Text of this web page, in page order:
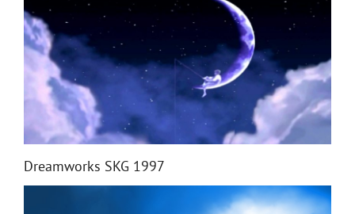
Dreamworks SKG 1997